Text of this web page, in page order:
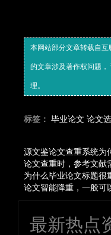
本网站部分文章转载自
的文章涉及著作权问题
理。
标签： 毕业论文 论文
源文鉴论文查重系统为
论文查重时，参考文献
为什么毕业论文标题很
论文智能降重，一般可
最新热点